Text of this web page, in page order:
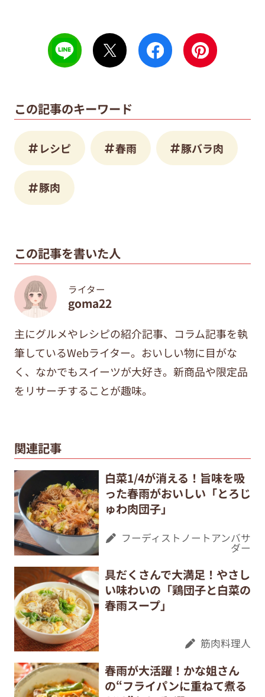
この記事のキーワード
レシピ 春雨 豚バラ肉
豚肉
この記事を書いた人
ライター
goma22
主にグルメやレシピの紹介記事、コラム記事を執
筆しているWebライター。おいしい物に目がな
く、なかでもスイーツが大好き。新商品や限定品
をリサーチすることが趣味。
関連記事
白菜1/4が消える！旨味を吸
った春雨がおいしい「とろじ
ゅわ肉団子」
フーディストノートアンバサ
ダー
具だくさんで大満足！やさし
い味わいの「鶏団子と白菜の
春雨スープ」
筋肉料理人
春雨が大活躍！かな姐さん
の“フライパンに重ねて煮る